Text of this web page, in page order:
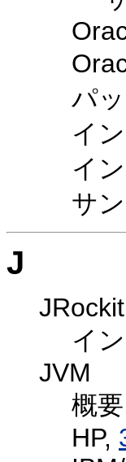
パ
イ
イ
サ
J
JRockit
イ
JVM
概
HP,